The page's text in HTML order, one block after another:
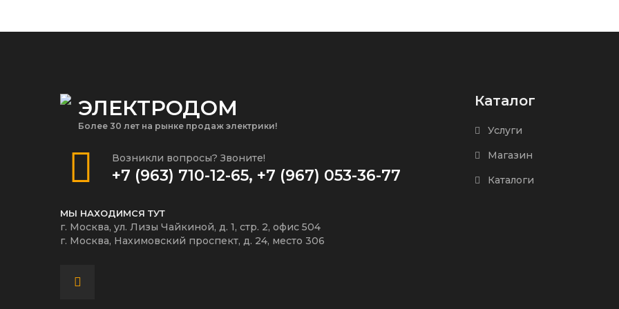
ЭЛЕКТРОДОМ
Более 30 лет на рынке продаж электрики!
Возникли вопросы? Звоните!
+7 (963) 710-12-65, +7 (967) 053-36-77
МЫ НАХОДИМСЯ ТУТ
г. Москва, ул. Лизы Чайкиной, д. 1, стр. 2, офис 504
г. Москва, Нахимовский проспект, д. 24, место 306
Каталог
Услуги
Магазин
Каталоги